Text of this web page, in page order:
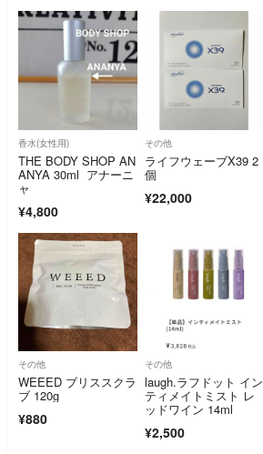
香水(女性用)
THE BODY SHOP AN
ANYA 30ml アナーニ
ャ
¥4,800
その他
ライフウェーブX39 2
個
¥22,000
その他
WEEED ブリススクラ
ブ 120g
¥880
その他
laugh.ラフドット イン
ティメイトミスト レ
ッドワイン 14ml
¥2,500